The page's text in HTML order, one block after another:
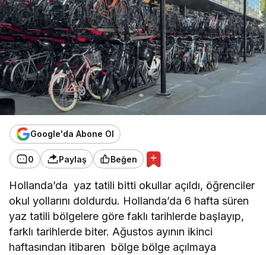
Google'da Abone Ol
0 Paylaş Beğen
Hollanda’da yaz tatili bitti okullar açıldı, öğrenciler
okul yollarını doldurdu. Hollanda’da 6 hafta süren
yaz tatili bölgelere göre faklı tarihlerde başlayıp,
farklı tarihlerde biter. Ağustos ayının ikinci
haftasından itibaren bölge bölge açılmaya